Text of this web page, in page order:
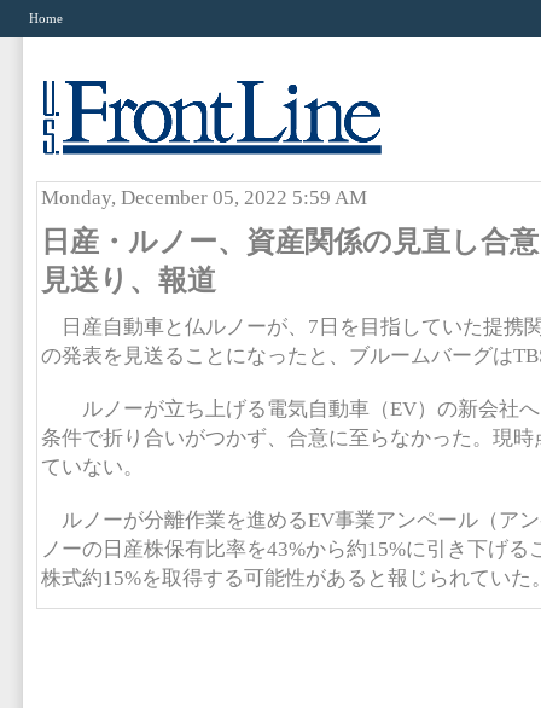
Home
Monday, December 05, 2022 5:59 AM
日産・ルノー、資産関係の見直し合
見送り、報道
日産自動車と仏ルノーが、7日を目指していた提携
の発表を見送ることになったと、ブルームバーグは
ルノーが立ち上げる電気自動車（EV）の新会社へ
条件で折り合いがつかず、合意に至らなかった。現
ていない。
ルノーが分離作業を進めるEV事業アンペール（ア
ノーの日産株保有比率を43%から約15%に引き下げる
株式約15%を取得する可能性があると報じられていた